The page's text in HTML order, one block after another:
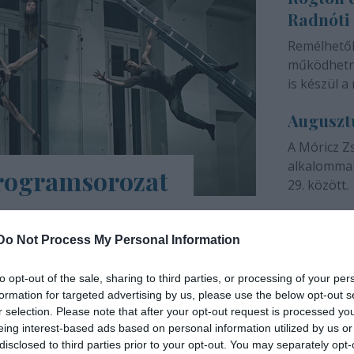
Not Process My Personal Information
opt-out of the sale, sharing to third parties, or processing of your
for targeted advertising by us, please use the below opt-out
selection. Please note that after your opt-out request is processed
interest-based ads based on personal information utilized by us
to third parties prior to your opt-out. You may separately
Háza e-Trafó elnevezésű
tartalmas, a digitális platformokon
online táncórák, live setek,
színházunk
Radnóti
is készül a
A Móricz
29. között.
INTERJÚ